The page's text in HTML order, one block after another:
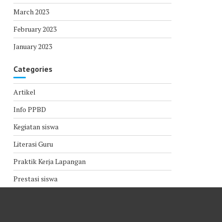
March 2023
February 2023
January 2023
Categories
Artikel
Info PPBD
Kegiatan siswa
Literasi Guru
Praktik Kerja Lapangan
Prestasi siswa